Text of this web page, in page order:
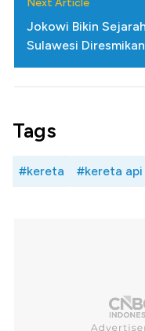
Next Article
Jokowi Bikin
Sulawesi Diresmikan
Tags
#kereta #kereta api